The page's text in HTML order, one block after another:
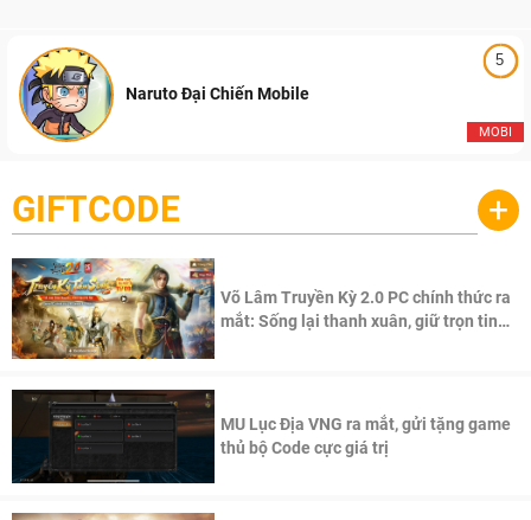
5
MOBI
Naruto Đại Chiến Mobile
GIFTCODE +
Võ Lâm Truyền Kỳ 2.0 PC chính thức ra
mắt: Sống lại thanh xuân, giữ trọn tinh
MU Lục Địa VNG ra mắt, gửi tặng game
thủ bộ Code cực giá trị